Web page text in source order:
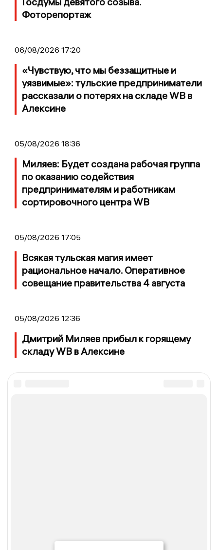
Фоторепортаж
06/08/2026 17:20
«Чувствую, что мы беззащитные и
уязвимые»: тульские предприниматели
рассказали о потерях на складе WB в
Алексине
05/08/2026 18:36
Миляев: Будет создана рабочая группа
по оказанию содействия
предпринимателям и работникам
сортировочного центра WB
05/08/2026 17:05
Всякая тульская магия имеет
рациональное начало. Оперативное
совещание правительства 4 августа
05/08/2026 12:36
Дмитрий Миляев прибыл к горящему
складу WB в Алексине